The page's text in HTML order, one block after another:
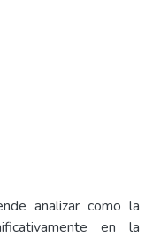
analizar como la
en la